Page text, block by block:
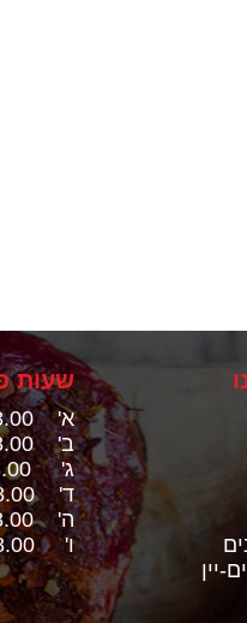
יין
שעות
א' 8.00 עד 10.00
ב' 8.00 עד 15.00
ג' 8.00 עד 15.00
ד' 8.00 עד 18.00
ה' 8.00 עד 18.00
ו' 8.00 עד 13.30